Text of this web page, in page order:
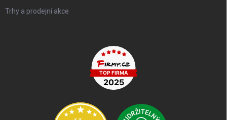
Trhy a prodejní akce